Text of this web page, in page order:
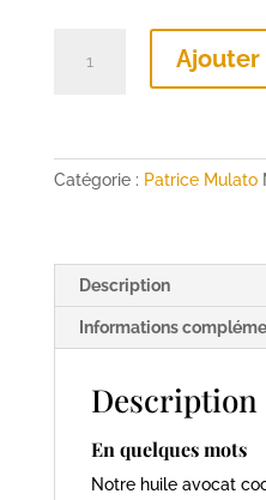
17,90
de
Cheveux
120ml
-
Ajouter
Catégorie : Patrice Mulato
Description
Informations
Description
En quelques mots
Notre huile avocat